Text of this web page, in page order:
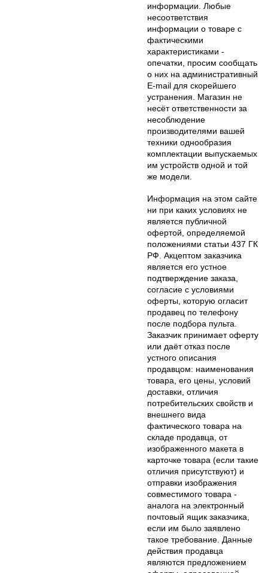
информации. Любые
несоответствия
информации о товаре с
фактическими
характеристиками -
опечатки, просим сообщать
о них на административный
E-mail для скорейшего
устранения. Магазин не
несёт ответственности за
несоблюдение
производителями вашей
техники однообразия
комплектации выпускаемых
им устройств одной и той
же модели.
Информация на этом сайте
ни при каких условиях не
является публичной
офертой, определяемой
положениями статьи 437 ГК
РФ. Акцептом заказчика
является его устное
подтверждение заказа,
согласие с условиями
оферты, которую огласит
продавец по телефону
после подбора пульта.
Заказчик принимает оферту
или даёт отказ после
устного описания
продавцом: наименования
товара, его цены, условий
доставки, отличия
потребительских свойств и
внешнего вида
фактического товара на
складе продавца, от
изображенного макета в
карточке товара (если такие
отличия присутствуют) и
отправки изображения
совместимого товара -
аналога на электронный
почтовый ящик заказчика,
если им было заявлено
такое требование. Данные
действия продавца
являются предложением